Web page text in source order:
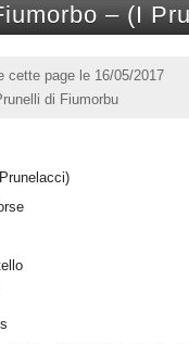
– (I
cette page le 16/05/2017
di Fiumorbu